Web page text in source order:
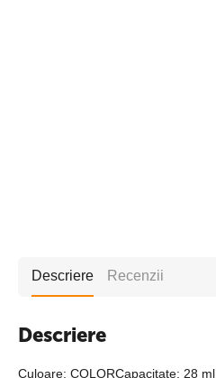
Descriere Recenzii
Descriere
Culoare: COLORCapacitate: 28 ml